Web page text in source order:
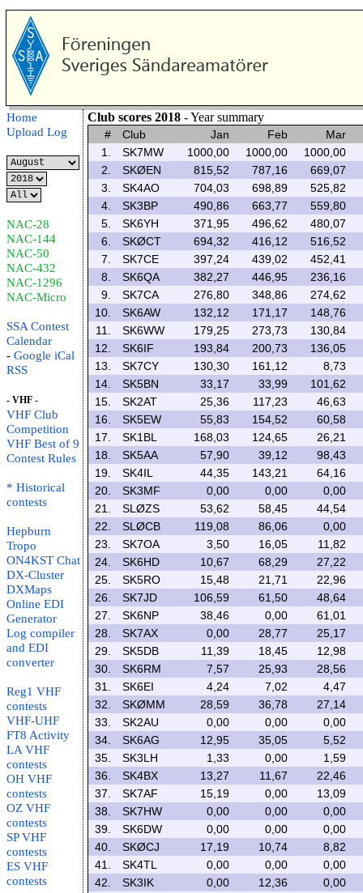
Home
Upload Log
NAC-28
NAC-144
NAC-50
NAC-432
NAC-1296
NAC-Micro
SSA Contest
Calendar
- Google iCal
RSS
- VHF -
VHF Club
Competition
VHF Best of 9
Contest Rules
* Historical
contests
Hepburn
Tropo
ON4KST Chat
DX-Cluster
DXMaps
Online EDI
Generator
Log compiler
and EDI
converter
Reg1 VHF
contests
VHF-UHF
FT8 Activity
LA VHF
contests
OH VHF
contests
OZ VHF
contests
SP VHF
contests
ES VHF
contests
Club scores 2018 - Year summary
# Club Jan Feb
Mar
1.
SK7MW 1000,00 1000,00 1000,00
2.
SKØEN 815,52 787,16
669,07
3.
SK4AO 704,03 698,89
525,82
4.
SK3BP 490,86 663,77
559,80
5.
SK6YH 371,95 496,62
480,07
6.
SKØCT 694,32 416,12
516,52
7.
SK7CE 397,24 439,02
452,41
8.
SK6QA 382,27 446,95
236,16
9.
SK7CA 276,80 348,86
274,62
10.
SK6AW 132,12 171,17
148,76
11.
SK6WW 179,25 273,73
130,84
12.
SK6IF 193,84 200,73
136,05
13.
SK7CY 130,30 161,12
8,73
14.
SK5BN 33,17 33,99
101,62
15.
SK2AT 25,36 117,23
46,63
16.
SK5EW 55,83 154,52
60,58
17.
SK1BL 168,03 124,65
26,21
18.
SK5AA 57,90 39,12
98,43
19.
SK4IL 44,35 143,21
64,16
20.
SK3MF 0,00 0,00
0,00
21.
SLØZS 53,62 58,45
44,54
22.
SLØCB 119,08 86,06
0,00
23.
SK7OA 3,50 16,05
11,82
24.
SK6HD 10,67 68,29
27,22
25.
SK5RO 15,48 21,71
22,96
26.
SK7JD 106,59 61,50
48,64
27.
SK6NP 38,46 0,00
61,01
28.
SK7AX 0,00 28,77
25,17
29.
SK5DB 11,39 18,45
12,98
30.
SK6RM 7,57 25,93
28,56
31.
SK6EI 4,24 7,02
4,47
32.
SKØMM 28,59 36,78
27,14
33.
SK2AU 0,00 0,00
0,00
34.
SK6AG 12,95 35,05
5,52
35.
SK3LH 1,33 0,00
1,59
36.
SK4BX 13,27 11,67
22,46
37.
SK7AF 15,19 0,00
13,09
38.
SK7HW 0,00 0,00
0,00
39.
SK6DW 0,00 0,00
0,00
40.
SKØCJ 17,19 10,74
8,82
41.
SK4TL 0,00 0,00
0,00
42.
SK3IK 0,00 12,36
0,00